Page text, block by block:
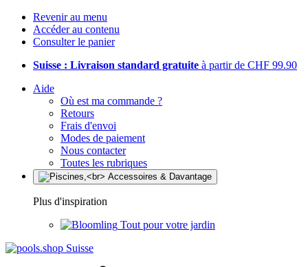
Revenir au menu
Accéder au contenu
Consulter le panier
Suisse : Livraison standard gratuite à partir de CHF 99.90
Aide
Où est ma commande ?
Retours
Frais d'envoi
Modes de paiement
Nous contacter
Toutes les rubriques
Plus d'inspiration
Tout pour votre jardin